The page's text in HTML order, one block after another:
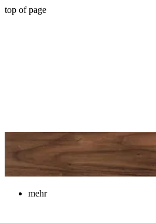
top of page
mehr